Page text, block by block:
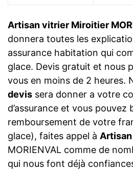
Artisan vitrier Miroitier
donnera toutes les
assurance habitation qui
glace. Devis gratuit et nous
vous en moins de 2 heures.
devis sera donner a votre
d’assurance et vous pouvez
remboursement de votre
glace), faites appel à
MORIENVAL comme de
qui nous font déjà